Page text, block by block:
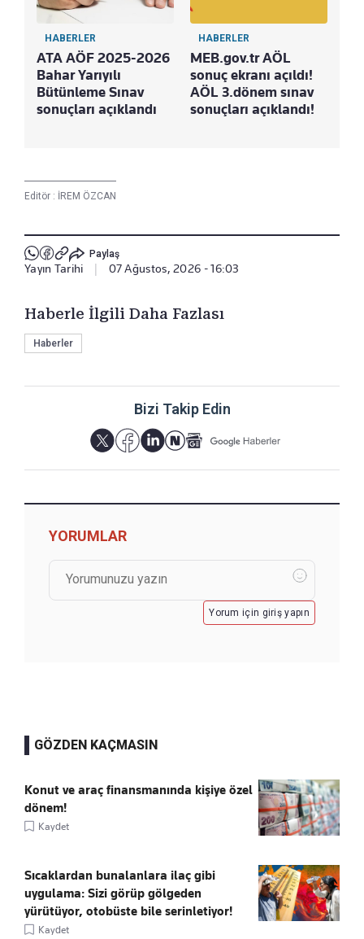
HABERLER
ATA AÖF 2025-2026
Bahar Yarıyılı
Bütünleme Sınav
sonuçları açıklandı
HABERLER
MEB.gov.tr AÖL
sonuç ekranı açıldı!
AÖL 3.dönem sınav
sonuçları açıklandı!
Editör : İREM ÖZCAN
Paylaş
Yayın Tarihi 07 Ağustos, 2026 - 16:03
Haberle İlgili Daha Fazlası
Haberler
Bizi Takip Edin
YORUMLAR
Yorum için giriş yapın
GÖZDEN KAÇMASIN
Konut ve araç finansmanında kişiye özel
dönem!
Kaydet
Sıcaklardan bunalanlara ilaç gibi
uygulama: Sizi görüp gölgeden
yürütüyor, otobüste bile serinletiyor!
Kaydet